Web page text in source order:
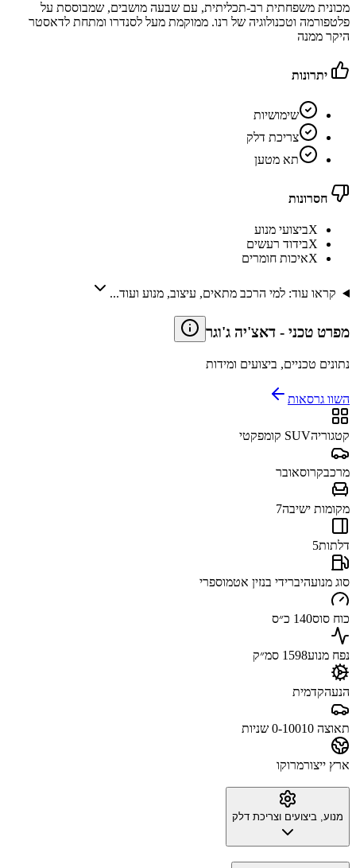
מכונית משפחתית רב-תכליתית, עם שבעה מושבים, שמבוססת על
פלטפורמה וטכנולוגיה של רנו. ממוקמת מעל לסנדרו ומתחת לדאסטר
היקר ממנה
יתרונות
שימושיות
צריכת דלק
תא מטען
חסרונות
Xביצועי מנוע
Xבידוד רעשים
Xאיכות חומרים
קראו עוד: למי הרכב מתאים, עיצוב, מנוע ועוד...
מפרט טכני - דאצ'יה ג'וגר
נתונים טכניים, ביצועים ומידות
השוו גרסאות
קטגוריהSUV קומפקטי
מרכבקרוסאובר
מקומות ישיבה7
דלתות5
סוג מנועהיברידי בנזין אטמוספרי
כוח סוס140 כ״ס
נפח מנוע1598 סמ״ק
הנעהקדמית
תאוצה 0-100 10 שניות
ארץ ייצורמרוקו
מנוע, ביצועים וצריכת דלק